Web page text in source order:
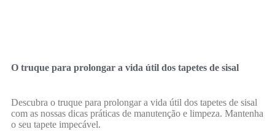
O truque para prolongar a vida útil dos tapetes de sisal
Descubra o truque para prolongar a vida útil dos tapetes de sisal
com as nossas dicas práticas de manutenção e limpeza. Mantenha
o seu tapete impecável.